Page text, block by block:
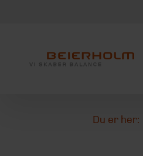
Du er her: